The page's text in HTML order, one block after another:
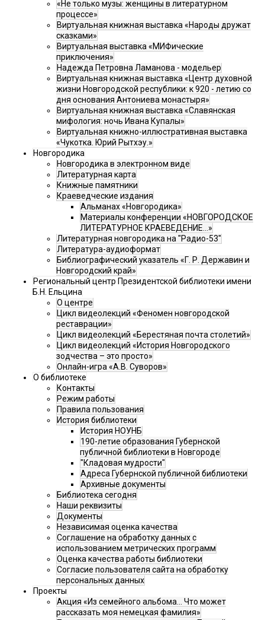
«Не только музы: женщины в литературном
процессе»
Виртуальная книжная выставка «Народы дружат
сказками»
Виртуальная выставка «МИФические
приключения»
Надежда Петровна Ламанова - модельер
Виртуальная книжная выставка «Центр духовной
жизни Новгородской республики: к 920 - летию со
дня основания Антониева монастыря»
Виртуальная книжная выставка «Славянская
мифология: ночь Ивана Купалы»
Виртуальная книжно-иллюстративная выставка
«Чукотка. Юрий Рытхэу.»
Новгородика
Новгородика в электронном виде
Литературная карта
Книжные памятники
Краеведческие издания
Альманах «Новгородика»
Материалы конференции «НОВГОРОДСКОЕ
ЛИТЕРАТУРНОЕ КРАЕВЕДЕНИЕ...»
Литературная новгородика на "Радио-53"
Литература-аудиоформат
Библиографический указатель «Г. Р. Державин и
Новгородский край»
Региональный центр Президентской библиотеки имени
Б.Н. Ельцина
О центре
Цикл видеолекций «Феномен новгородской
реставрации»
Цикл видеолекций «Берестяная почта столетий»
Цикл видеолекций «История Новгородского
зодчества – это просто»
Онлайн-игра «А.В. Суворов»
О библиотеке
Контакты
Режим работы
Правила пользования
История библиотеки
История НОУНБ
190-летие образования Губернской
публичной библиотеки в Новгороде
"Кладовая мудрости"
Адреса Губернской публичной библиотеки
Архивные документы
Библиотека сегодня
Наши реквизиты
Документы
Независимая оценка качества
Соглашение на обработку данных с
использованием метрических программ
Оценка качества работы библиотеки
Согласие пользователя сайта на обработку
персональных данных
Проекты
Акция «Из семейного альбома... Что может
рассказать моя немецкая фамилия»